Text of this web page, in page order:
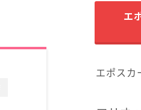
エ
エポスカ